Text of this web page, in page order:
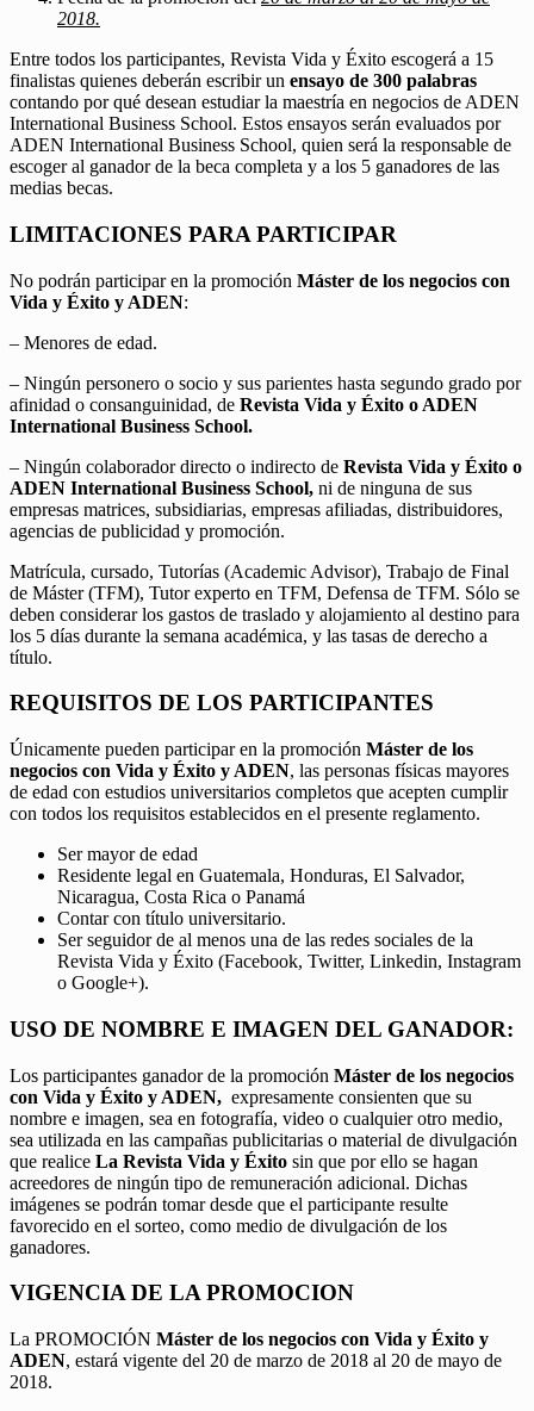
2018.
Entre todos los participantes, Revista Vida y Éxito escogerá a 15
finalistas quienes deberán escribir un ensayo de 300 palabras
contando por qué desean estudiar la maestría en negocios de ADEN
International Business School. Estos ensayos serán evaluados por
ADEN International Business School, quien será la responsable de
escoger al ganador de la beca completa y a los 5 ganadores de las
medias becas.
LIMITACIONES PARA PARTICIPAR
No podrán participar en la promoción Máster de los negocios con
Vida y Éxito y ADEN:
– Menores de edad.
– Ningún personero o socio y sus parientes hasta segundo grado por
afinidad o consanguinidad, de Revista Vida y Éxito o ADEN
International Business School.
– Ningún colaborador directo o indirecto de Revista Vida y Éxito o
ADEN International Business School, ni de ninguna de sus
empresas matrices, subsidiarias, empresas afiliadas, distribuidores,
agencias de publicidad y promoción.
Matrícula, cursado, Tutorías (Academic Advisor), Trabajo de Final
de Máster (TFM), Tutor experto en TFM, Defensa de TFM. Sólo se
deben considerar los gastos de traslado y alojamiento al destino para
los 5 días durante la semana académica, y las tasas de derecho a
título.
REQUISITOS DE LOS PARTICIPANTES
Únicamente pueden participar en la promoción Máster de los
negocios con Vida y Éxito y ADEN, las personas físicas mayores
de edad con estudios universitarios completos que acepten cumplir
con todos los requisitos establecidos en el presente reglamento.
Ser mayor de edad
Residente legal en Guatemala, Honduras, El Salvador,
Nicaragua, Costa Rica o Panamá
Contar con título universitario.
Ser seguidor de al menos una de las redes sociales de la
Revista Vida y Éxito (Facebook, Twitter, Linkedin, Instagram
o Google+).
USO DE NOMBRE E IMAGEN DEL GANADOR:
Los participantes ganador de la promoción Máster de los negocios
con Vida y Éxito y ADEN, expresamente consienten que su
nombre e imagen, sea en fotografía, video o cualquier otro medio,
sea utilizada en las campañas publicitarias o material de divulgación
que realice La Revista Vida y Éxito sin que por ello se hagan
acreedores de ningún tipo de remuneración adicional. Dichas
imágenes se podrán tomar desde que el participante resulte
favorecido en el sorteo, como medio de divulgación de los
ganadores.
VIGENCIA DE LA PROMOCION
La PROMOCIÓN Máster de los negocios con Vida y Éxito y
ADEN, estará vigente del 20 de marzo de 2018 al 20 de mayo de
2018.